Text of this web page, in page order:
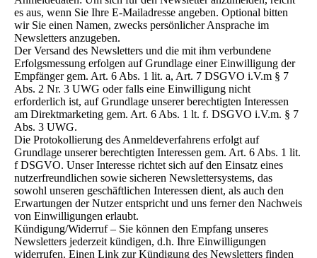
es aus, wenn Sie Ihre E-Mailadresse angeben. Optional bitten
wir Sie einen Namen, zwecks persönlicher Ansprache im
Newsletters anzugeben.
Der Versand des Newsletters und die mit ihm verbundene
Erfolgsmessung erfolgen auf Grundlage einer Einwilligung der
Empfänger gem. Art. 6 Abs. 1 lit. a, Art. 7 DSGVO i.V.m § 7
Abs. 2 Nr. 3 UWG oder falls eine Einwilligung nicht
erforderlich ist, auf Grundlage unserer berechtigten Interessen
am Direktmarketing gem. Art. 6 Abs. 1 lt. f. DSGVO i.V.m. § 7
Abs. 3 UWG.
Die Protokollierung des Anmeldeverfahrens erfolgt auf
Grundlage unserer berechtigten Interessen gem. Art. 6 Abs. 1 lit.
f DSGVO. Unser Interesse richtet sich auf den Einsatz eines
nutzerfreundlichen sowie sicheren Newslettersystems, das
sowohl unseren geschäftlichen Interessen dient, als auch den
Erwartungen der Nutzer entspricht und uns ferner den Nachweis
von Einwilligungen erlaubt.
Kündigung/Widerruf – Sie können den Empfang unseres
Newsletters jederzeit kündigen, d.h. Ihre Einwilligungen
widerrufen. Einen Link zur Kündigung des Newsletters finden